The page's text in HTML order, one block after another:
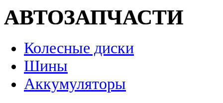
АВТОЗАПЧАСТИ
Колесные диски
Шины
Аккумуляторы